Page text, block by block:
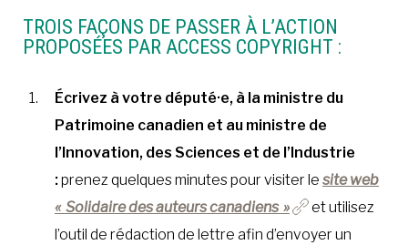
TROIS FAÇONS DE PASSER À L’ACTION
PROPOSÉES PAR ACCESS COPYRIGHT :
Écrivez à votre député·e, à la ministre du
Patrimoine canadien et au ministre de
l’Innovation, des Sciences et de l’Industrie
:prenez quelques minutes pour visiter le site web
« Solidaire des auteurs canadiens »
et utilisez
l’outil de rédaction de lettre afin d’envoyer un